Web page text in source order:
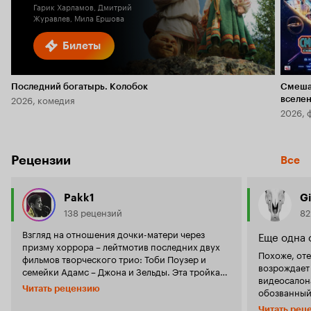
Билеты
Гарик Харламов, Дмитрий
Журавлев, Мила Ершова
Последний богатырь. Колобок
2026, комедия
2026,
Рецензии Все
Pakk1
138 рецензий
Взгляд на отношения дочки-матери через
призму хоррора – лейтмотив последних двух
фильмов творческого трио: Тоби Поузер и
семейки Адамс – Джона и Зельды. Эта тройка
управляла упряжкой обоих проектов: они
выступали и авторами сценариев, и
Читать рецензию
Еще одна
Похоже,
некоторые